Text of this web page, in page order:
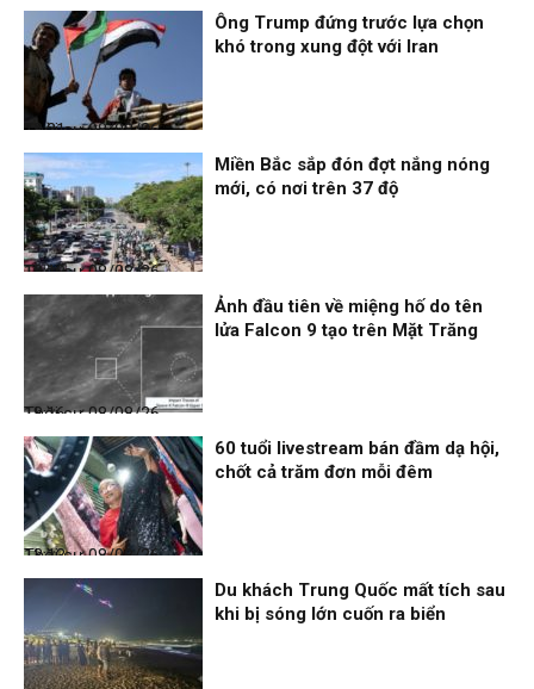
Thời sự
08/08/26, 18:21
Ông Trump đứng trước lựa chọn
khó trong xung đột với Iran
Thời sự
08/08/26, 18:19
Miền Bắc sắp đón đợt nắng nóng
mới, có nơi trên 37 độ
Thời sự
08/08/26, 18:16
Ảnh đầu tiên về miệng hố do tên
lửa Falcon 9 tạo trên Mặt Trăng
Thời sự
08/08/26, 13:13
60 tuổi livestream bán đầm dạ hội,
chốt cả trăm đơn mỗi đêm
Du khách Trung Quốc mất tích sau
khi bị sóng lớn cuốn ra biển